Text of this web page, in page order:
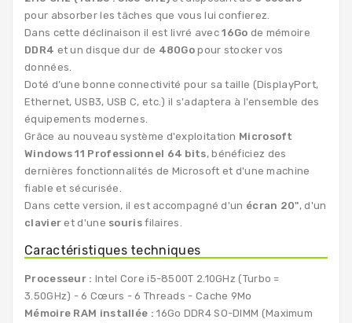
pour absorber les tâches que vous lui confierez.
Dans cette déclinaison il est livré avec16Go de mémoire
DDR4 et un disque dur de 480Go pour stocker vos
données.
Doté d’une bonne connectivité pour sa taille (DisplayPort,
Ethernet, USB3, USB C, etc.) il s'adaptera à l'ensemble des
équipements modernes.
Grâce au nouveau système d'exploitation Microsoft
Windows 11 Professionnel 64 bits, bénéficiez des
dernières fonctionnalités de Microsoft et d'une machine
fiable et sécurisée.
Dans cette version, il est accompagné d'un écran 20", d'un
clavier et d'une sourisfilaires.
Caractéristiques techniques
Processeur : Intel Core i5-8500T 2.10GHz (Turbo =
3.50GHz) - 6 Cœurs - 6 Threads - Cache 9Mo
Mémoire RAM installée :16Go DDR4 SO-DIMM (Maximum